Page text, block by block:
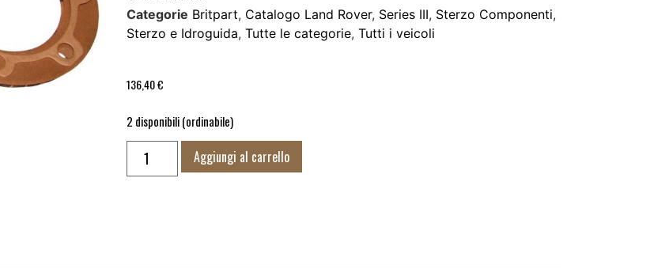
Categorie Britpart, Catalogo Land Rover, Series III, Sterzo Componenti,
Sterzo e Idroguida, Tutte le categorie, Tutti i veicoli
136,40€
2 disponibili (ordinabile)
Aggiungi al carrello